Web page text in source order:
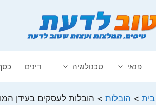
פנאי טכנולוגיה דינים
בית > הובלות > הובלות לעסקים בעידן